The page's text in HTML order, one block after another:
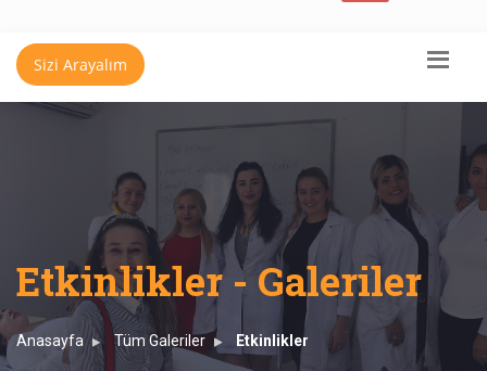
Sizi Arayalım
Etkinlikler - Galeriler
Anasayfa Tüm Galeriler Etkinlikler